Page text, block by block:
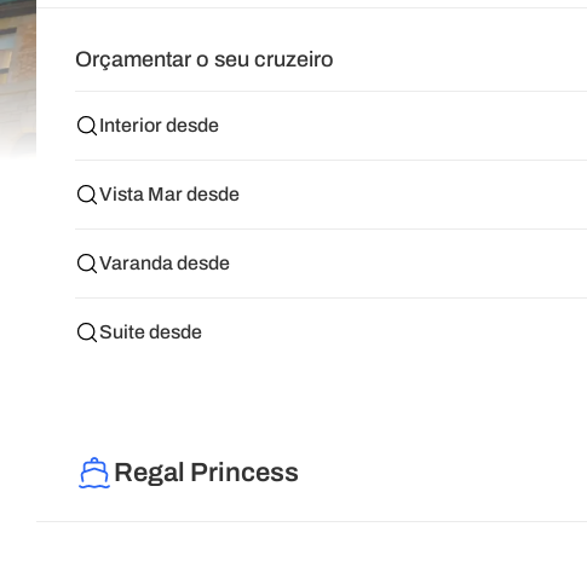
Orçamentar o seu cruzeiro
Interior desde
Vista Mar desde
Varanda desde
Suite desde
Regal Princess